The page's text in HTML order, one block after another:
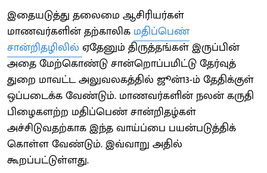
இதையடுத்து தலைமை ஆசிரியர்கள்
மாணவர்களின் தற்காலிக மதிப்பெண்
சான்றிதழிலில் ஏதேனும் திருத்தங்கள் இருப்பின்
அதை மேற்கொண்டு சான்றொப்பமிட்டு தேர்வுத்
துறை மாவட்ட அலுவலகத்தில் ஜூன்13-ம் தேதிக்குள்
ஒப்படைக்க வேண்டும். மாணவர்களின் நலன் கருதி
பிழைகளற்ற மதிப்பெண் சான்றிதழ்கள்
அச்சிடுவதற்காக இந்த வாய்ப்பை பயன்படுத்திக்
கொள்ள வேண்டும். இவ்வாறு அதில்
கூறப்பட்டுள்ளது.